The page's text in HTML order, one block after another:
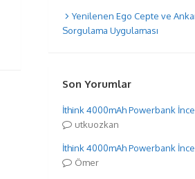
Yenilenen Ego Cepte ve
Sorgulama Uygulaması
Son Yorumlar
İthink 4000mAh Powerbank
utkuozkan
İthink 4000mAh Powerbank
Ömer